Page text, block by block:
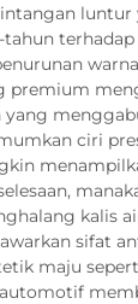
terhadap
premium
yang
ciri
kalis
sifat
maju